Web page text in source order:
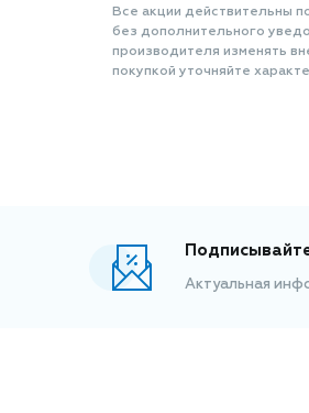
Все акции действительны
без дополнительного
производителя изменять
покупкой уточняйте
Актуальная